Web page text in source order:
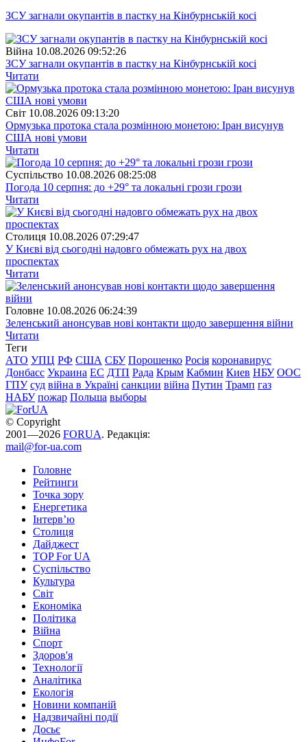
ЗСУ загнали окупантів в пастку на Кінбурнській косі
Війна 10.08.2026 09:52:26
ЗСУ загнали окупантів в пастку на Кінбурнській косі
Читати
Свiт 10.08.2026 09:13:20
Ормузька протока стала розмінною монетою: Іран висунув
США нові умови
Читати
Суспiльство 10.08.2026 08:25:08
Погода 10 серпня: до +29° та локальні грози грози
Читати
Столиця 10.08.2026 07:29:47
У Києві від сьогодні надовго обмежать рух на двох
проспектах
Читати
Головне 10.08.2026 06:24:39
Зеленський анонсував нові контакти щодо завершення війни
Читати
Теги
АТО УПЦ РФ США СБУ Порошенко Росія коронавирус
Донбасс Украина ЕС ДТП Рада Крым Кабмин Киев НБУ ООС
ГПУ суд війна в Україні санкции війна Путин Трамп газ
НАБУ пожар Польша выборы
© Copyright
2001—2026 FORUA. Редакція:
mail@for-ua.com
Головне
Рейтинги
Точка зору
Енергетика
Інтерв’ю
Столиця
Дайджест
TOP For UA
Суспiльство
Культура
Світ
Економіка
Політика
Війна
Спорт
Здоров'я
Технології
Аналітика
Екологія
Новини компаній
Надзвичайні події
Досьє